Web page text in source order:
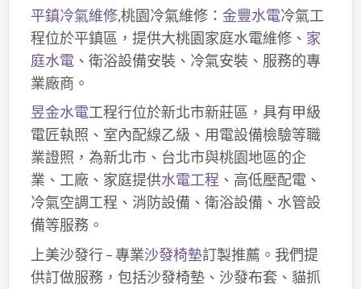
平鎮冷氣維修,桃園冷氣維修： 金豐水電冷氣工
程位於平鎮區，提供大桃園家庭水電維修、 家
庭水電、衛浴設備安裝、冷氣安裝、服務的專
業廠商。
昱金水電工程行位於新北市新莊區，具有甲級
電匠執照、室內配線乙級、用電設備檢驗等職
業證照，為新北市、台北市與桃園地區的企
業、工廠、家庭提供水電工程 、高低壓配電、
冷氣空調工程、消防設備、衛浴設備、水管設
備等服務。
上美沙發行 – 專業沙發椅墊訂製推薦。我們提
供訂做服務，包括沙發椅墊、沙發布套、貓抓